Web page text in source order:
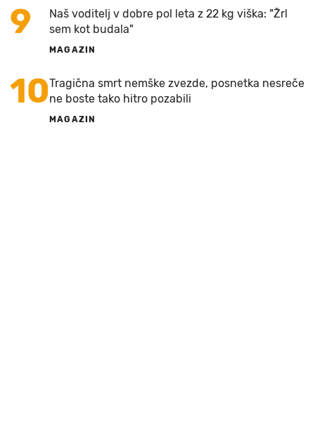
9
Naš voditelj v dobre pol leta z 22 kg viška: "Žrl
sem kot budala"
MAGAZIN
10Tragična smrt nemške zvezde, posnetka nesreče
ne boste tako hitro pozabili
MAGAZIN